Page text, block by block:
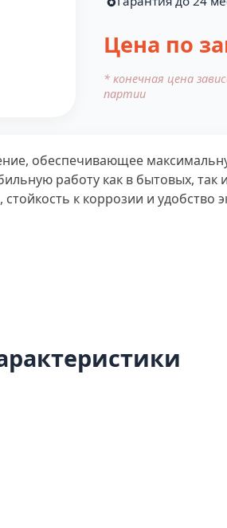
Цена по
* конечная цена
партии
обеспечивающее
работу как в бытовых,
к коррозии и удобство